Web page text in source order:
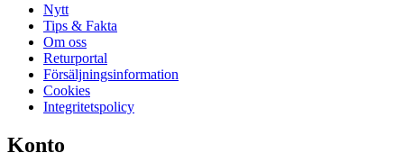
Nytt
Tips & Fakta
Om oss
Returportal
Försäljningsinformation
Cookies
Integritetspolicy
Konto